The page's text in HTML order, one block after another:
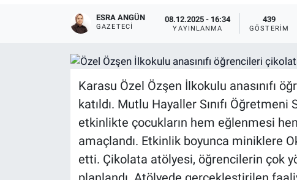
ESRA ANGÜN
GAZETECI
08.12.2025 - 16:34
YAYINLANMA
439
GÖSTERIM
Karasu Özel Özşen İlkokulu anasınıfı
katıldı. Mutlu Hayaller Sınıfı
etkinlikte çocukların hem eğlenmesi
amaçlandı. Etkinlik boyunca miniklere
etti. Çikolata atölyesi, öğrencilerin çok